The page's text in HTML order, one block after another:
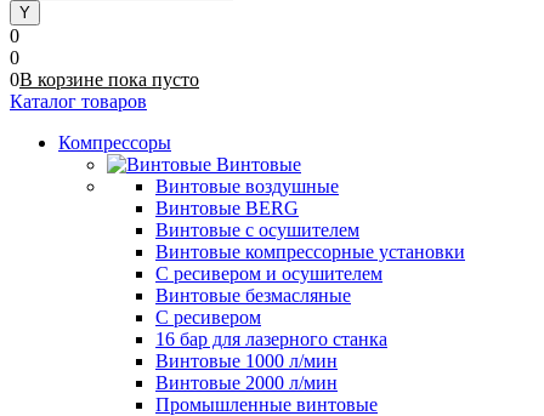
0
0
0В корзине пока пусто
Каталог товаров
Компрессоры
Винтовые
Винтовые воздушные
Винтовые BERG
Винтовые с осушителем
Винтовые компрессорные установки
C ресивером и осушителем
Винтовые безмасляные
C ресивером
16 бар для лазерного станка
Винтовые 1000 л/мин
Винтовые 2000 л/мин
Промышленные винтовые